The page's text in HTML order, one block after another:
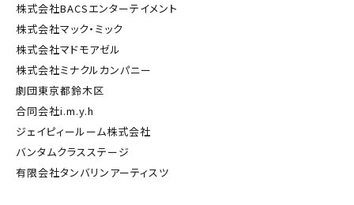
株式会社BACSエンターテイメント
株式会社マック・ミック
株式会社マドモアゼル
株式会社ミナクルカンパニー
劇団東京都鈴木区
合同会社i.m.y.h
ジェイピィールーム株式会社
バンタムクラスステージ
有限会社タンバリンアーティスツ